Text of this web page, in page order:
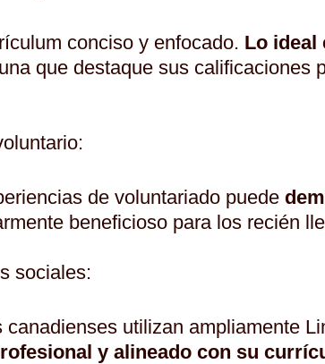
conciso y enfocado. Lo ideal
que destaque sus calificaciones
de voluntariado puede
beneficioso para los recién
sociales:
canadienses utilizan ampliamente
y alineado con su